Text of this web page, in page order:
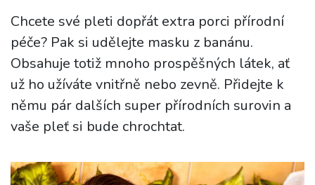
Chcete své pleti dopřát extra porci přírodní
péče? Pak si udělejte masku z banánu.
Obsahuje totiž mnoho prospěšných látek, ať
už ho užíváte vnitřně nebo zevně. Přidejte k
němu pár dalších super přírodních surovin a
vaše pleť si bude chrochtat.